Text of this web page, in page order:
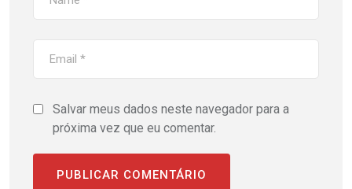
Salvar meus dados neste navegador para a
próxima vez que eu comentar.